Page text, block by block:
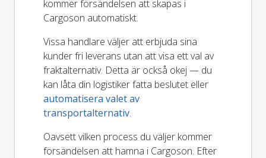
kommer försändelsen att skapas i
Cargoson automatiskt.
Vissa handlare väljer att erbjuda sina
kunder fri leverans utan att visa ett val av
fraktalternativ. Detta är också okej — du
kan låta din logistiker fatta beslutet eller
automatisera valet av
transportalternativ.
Oavsett vilken process du väljer kommer
försändelsen att hamna i Cargoson. Efter